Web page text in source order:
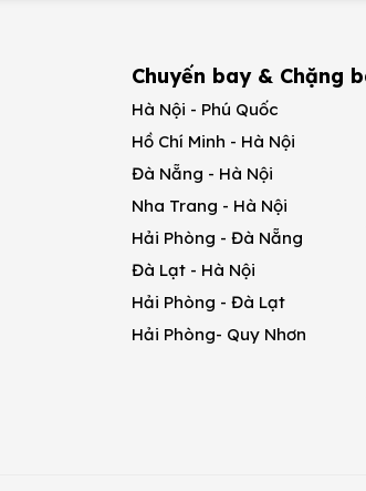
Chuyến bay & Chặng
Hà Nội - Phú Quốc
Hồ Chí Minh - Hà Nội
Đà Nẵng - Hà Nội
Nha Trang - Hà Nội
Hải Phòng - Đà Nẵng
Đà Lạt - Hà Nội
Hải Phòng - Đà Lạt
Hải Phòng- Quy Nhơn